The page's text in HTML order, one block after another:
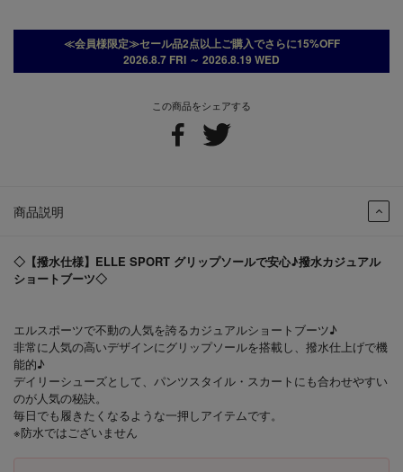
この商品をシェアする
商品説明
◇【撥水仕様】ELLE SPORT グリップソールで安心♪撥水カジュアル
ショートブーツ◇
エルスポーツで不動の人気を誇るカジュアルショートブーツ♪
非常に人気の高いデザインにグリップソールを搭載し、撥水仕上げで機
能的♪
デイリーシューズとして、パンツスタイル・スカートにも合わせやすい
のが人気の秘訣。
毎日でも履きたくなるような一押しアイテムです。
※防水ではございません
≪会員様限定≫セール品2点以上ご購入でさらに15%OFF
2026.8.7 FRI ～ 2026.8.19 WED